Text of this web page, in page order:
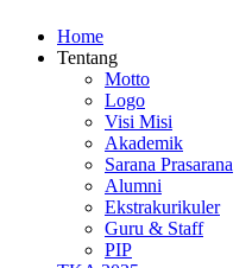
Home
Tentang
Motto
Logo
Visi Misi
Akademik
Sarana Prasarana
Alumni
Ekstrakurikuler
Guru & Staff
PIP